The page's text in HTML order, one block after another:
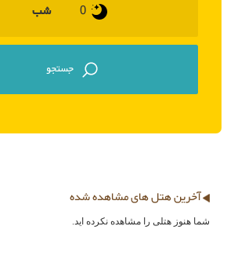
شب
آخرین هتل های مشاهده شده
شما هنوز هتلی را مشاهده نکرده اید.